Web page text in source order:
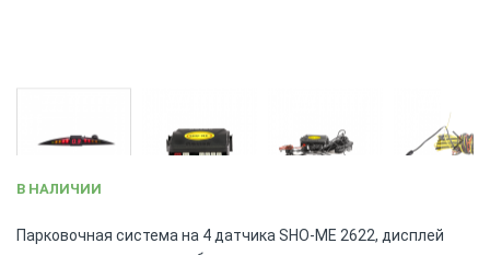
to
beginning
В НАЛИЧИИ
Парковочная система на 4 датчика SHO-ME 2622, дисплей